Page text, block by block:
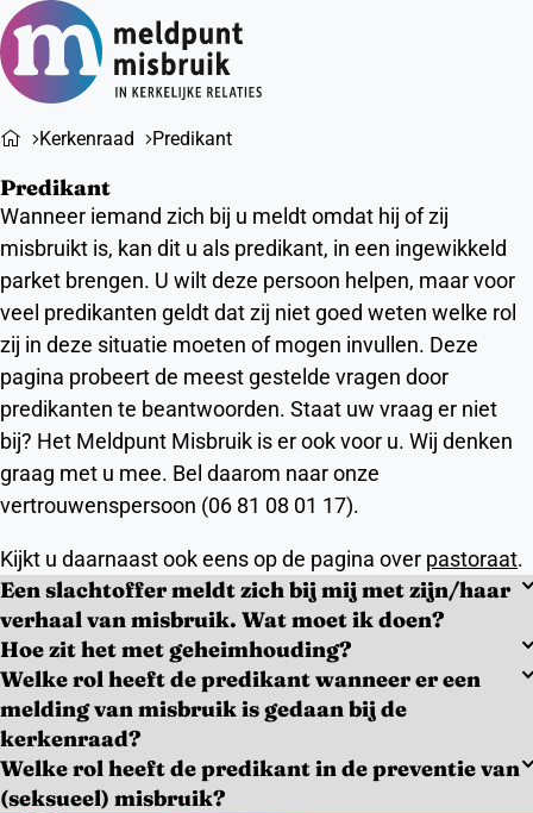
Kerkenraad Predikant
Predikant
Wanneer iemand zich bij u meldt omdat hij of zij
misbruikt is, kan dit u als predikant, in een ingewikkeld
parket brengen. U wilt deze persoon helpen, maar voor
veel predikanten geldt dat zij niet goed weten welke rol
zij in deze situatie moeten of mogen invullen. Deze
pagina probeert de meest gestelde vragen door
predikanten te beantwoorden. Staat uw vraag er niet
bij? Het Meldpunt Misbruik is er ook voor u. Wij denken
graag met u mee. Bel daarom naar onze
vertrouwenspersoon (06 81 08 01 17).
Kijkt u daarnaast ook eens op de pagina over pastoraat.
Een slachtoffer meldt zich bij mij met zijn/haar
verhaal van misbruik. Wat moet ik doen?
Hoe zit het met geheimhouding?
Welke rol heeft de predikant wanneer er een
melding van misbruik is gedaan bij de
kerkenraad?
Welke rol heeft de predikant in de preventie van
(seksueel) misbruik?